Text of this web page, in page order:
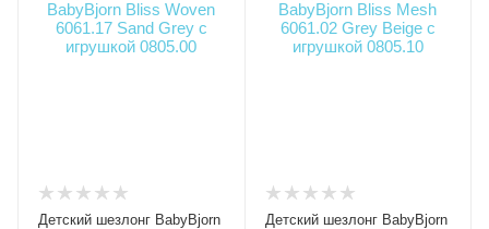
Детский шезлонг BabyBjorn
Детский шезлонг BabyBjorn